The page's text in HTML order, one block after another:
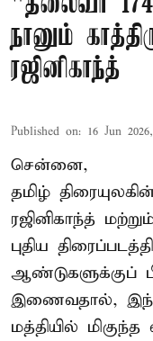
நானும்
ரஜினிகாந்த்
Published on: 16 Jun
சென்னை,
தமிழ்
ரஜினிகாந்த்
புதிய
ஆண்டுகளுக்குப்
இணைவதால், இந்த
மத்தியில் மிகுந்த